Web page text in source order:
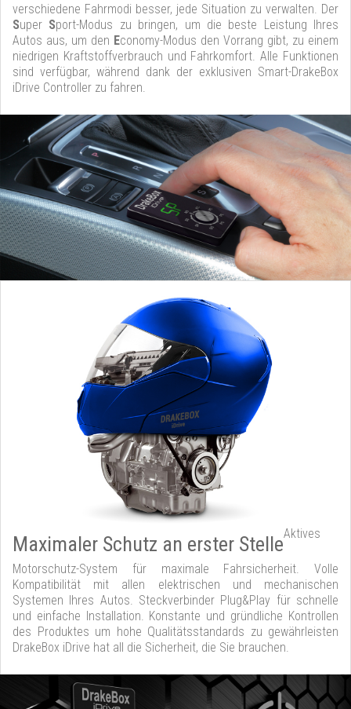
verschiedene Fahrmodi besser, jede Situation zu verwalten. Der
Super Sport-Modus zu bringen, um die beste Leistung Ihres
Autos aus, um den Economy-Modus den Vorrang gibt, zu einem
niedrigen Kraftstoffverbrauch und Fahrkomfort. Alle Funktionen
sind verfügbar, während dank der exklusiven Smart-DrakeBox
iDrive Controller zu fahren.
Maximaler Schutz an erster StelleAktives
Motorschutz-System für maximale Fahrsicherheit. Volle
Kompatibilität mit allen elektrischen und mechanischen
Systemen Ihres Autos. Steckverbinder Plug&Play für schnelle
und einfache Installation. Konstante und gründliche Kontrollen
des Produktes um hohe Qualitätsstandards zu gewährleisten
DrakeBox iDrive hat all die Sicherheit, die Sie brauchen.